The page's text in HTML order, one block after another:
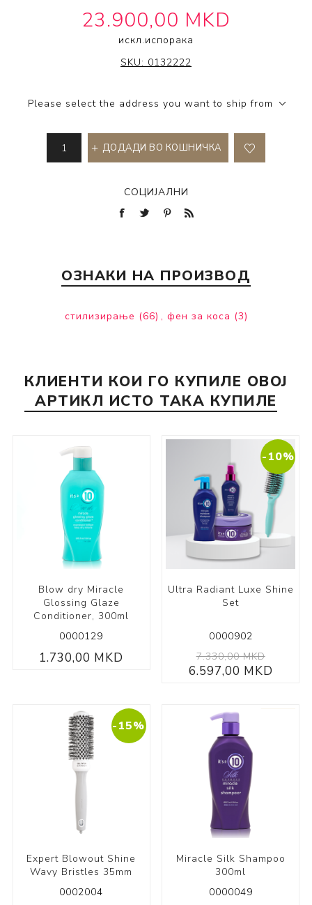
23.900,00 MKD
искл.испорака
OLYMP
SKU: 0132222
Please select the address you want to ship from
ДОДАДИ ВО КОШНИЧКА
СОЦИЈАЛНИ
ОЗНАКИ НА ПРОИЗВОД
стилизирање (66) , фен за коса (3)
КЛИЕНТИ КОИ ГО КУПИЛЕ ОВОЈ
АРТИКЛ ИСТО ТАКА КУПИЛЕ
Blow dry Miracle
Glossing Glaze
Conditioner, 300ml
0000129
1.730,00 MKD
-10%
Ultra Radiant Luxe Shine
Set
0000902
7.330,00 MKD
6.597,00 MKD
-15%
Expert Blowout Shine
Wavy Bristles 35mm
0002004
Miracle Silk Shampoo
300ml
0000049